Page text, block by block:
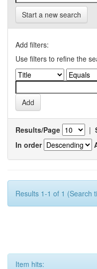
Start a new search
Add filters:
Use filters to refine the
Results/Page |
In order
Results 1-1 of 1 (Search
Item hits: